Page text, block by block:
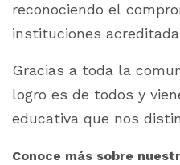
reconociendo el
instituciones
Gracias a toda la
logro es de todos y
educativa que nos
Conoce más sobre